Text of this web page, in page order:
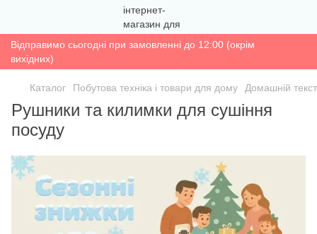
Відправимо сьогодні при замовленні до 12:00 (окрім
вихідних)
Каталог Побутова техніка і товари для дому Домашній
Рушники та килимки для сушіння
посуду